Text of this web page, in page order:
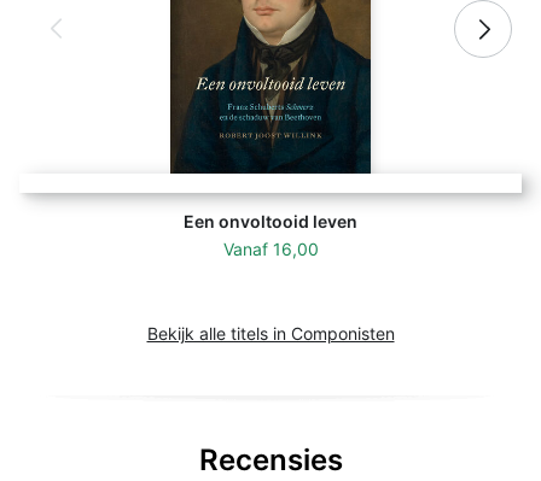
Een onvoltooid leven
Vanaf 16,00
Bekijk alle titels in Componisten
Recensies